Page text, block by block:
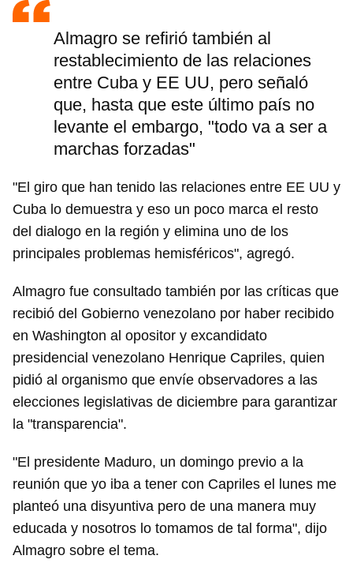
Almagro se refirió también al
restablecimiento de las relaciones
entre Cuba y EE UU, pero señaló
que, hasta que este último país no
levante el embargo, "todo va a ser a
marchas forzadas"
"El giro que han tenido las relaciones entre EE UU y
Cuba lo demuestra y eso un poco marca el resto
del dialogo en la región y elimina uno de los
principales problemas hemisféricos", agregó.
Almagro fue consultado también por las críticas que
recibió del Gobierno venezolano por haber recibido
en Washington al opositor y excandidato
presidencial venezolano Henrique Capriles, quien
pidió al organismo que envíe observadores a las
elecciones legislativas de diciembre para garantizar
la "transparencia".
"El presidente Maduro, un domingo previo a la
reunión que yo iba a tener con Capriles el lunes me
planteó una disyuntiva pero de una manera muy
educada y nosotros lo tomamos de tal forma", dijo
Almagro sobre el tema.